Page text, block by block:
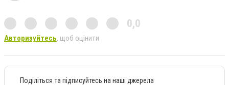
0,0
Авторизуйтесь, щоб оцінити
Поділіться та підписуйтесь на наші джерела